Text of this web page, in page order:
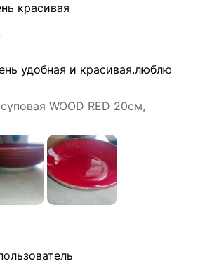
красивая
удобная и красивая.люблю
WOOD RED 20см,